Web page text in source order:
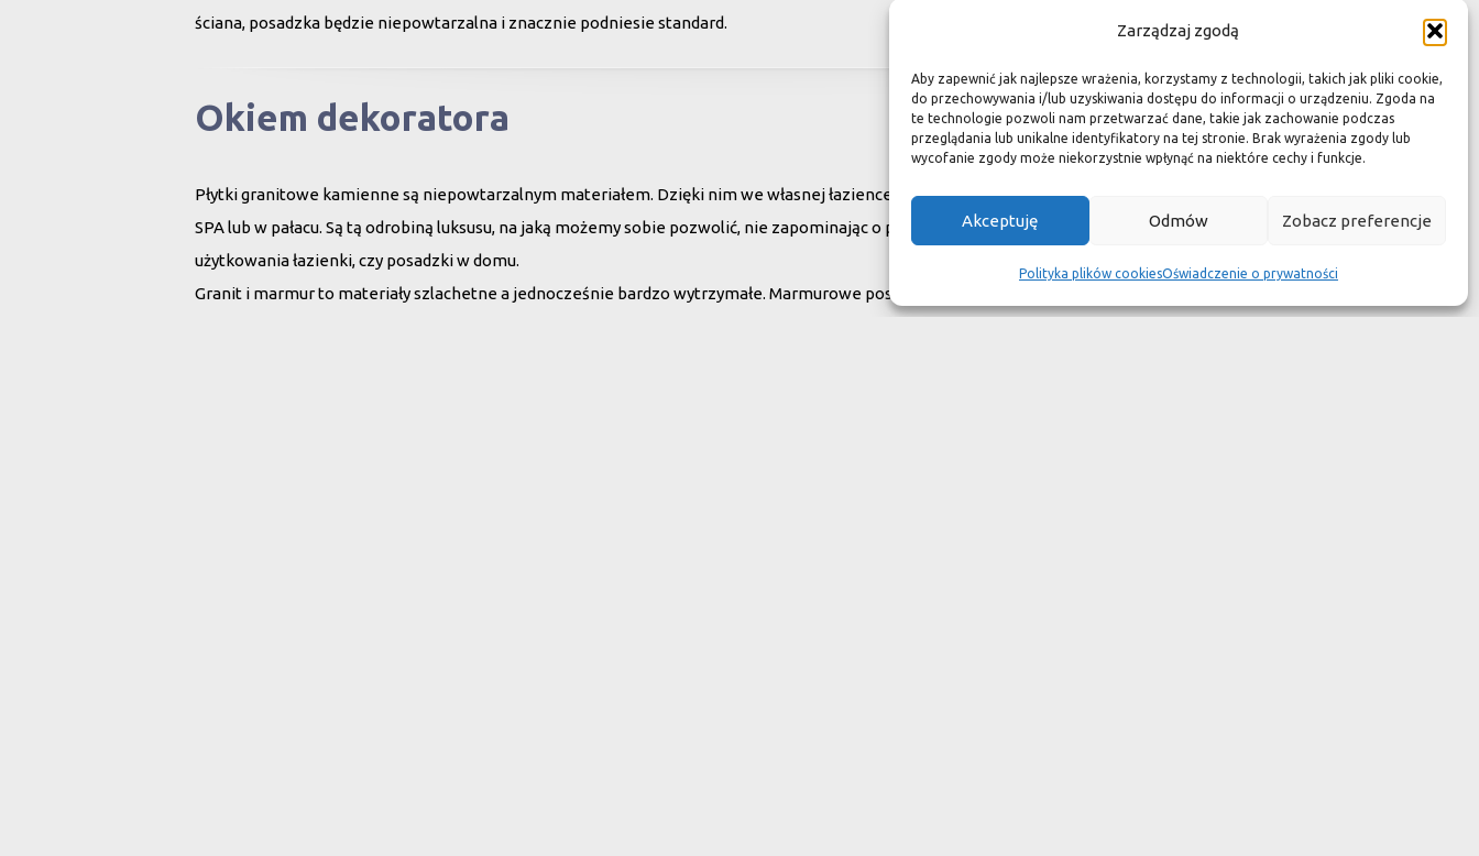
Zarządzaj zgodą
Aby zapewnić jak najlepsze wrażenia, korzystamy z technologii, takich jak pliki cookie,
do przechowywania i/lub uzyskiwania dostępu do informacji o urządzeniu. Zgoda na
te technologie pozwoli nam przetwarzać dane, takie jak zachowanie podczas
przeglądania lub unikalne identyfikatory na tej stronie. Brak wyrażenia zgody lub
wycofanie zgody może niekorzystnie wpłynąć na niektóre cechy i funkcje.
Akceptuję Odmów Zobacz preferencje
Polityka plików cookiesOświadczenie o prywatności
ściana, posadzka będzie niepowtarzalna i znacznie podniesie standard.
Okiem dekoratora
Płytki granitowe kamienne są niepowtarzalnym materiałem. Dzięki nim we własnej łazience możemy poczuć się jak w luksusowym
SPA lub w pałacu. Są tą odrobiną luksusu, na jaką możemy sobie pozwolić, nie zapominając o praktycznym aspekcie
użytkowania łazienki, czy posadzki w domu.
Granit i marmur to materiały szlachetne a jednocześnie bardzo wytrzymałe. Marmurowe posadzki w zamkach przetrwały wieki